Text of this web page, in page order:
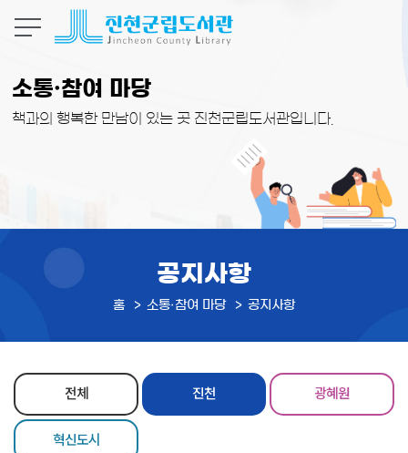
소통·참여 마당
책과의 행복한 만남이 있는 곳 진천군립도서관입니다.
공지사항
홈 소통·참여 마당 공지사항
전체 진천 광혜원
혁신도시